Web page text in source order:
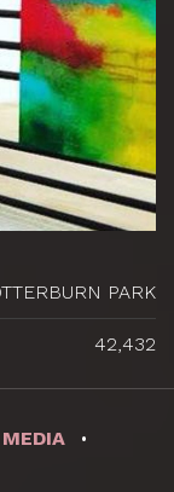
PARK
42,432